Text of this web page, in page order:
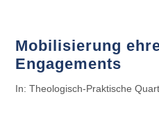
Mobilisierung
Engagements
In: Theologisch-Praktische